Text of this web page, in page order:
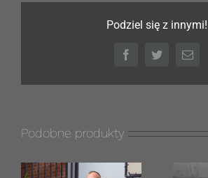
Podziel się z innymi!
FacebookTwitterEmail
Podobne produkty